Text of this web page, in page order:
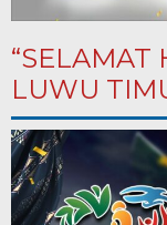
“SELAMAT
LUWU